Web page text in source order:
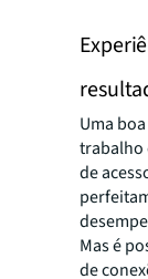
Uma
trabalho
de
Mas é
de